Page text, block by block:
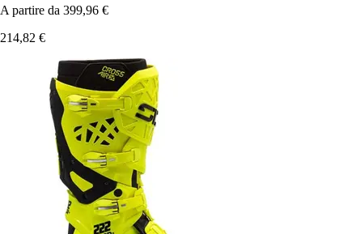
A partire da 399,96 €
214,82 €